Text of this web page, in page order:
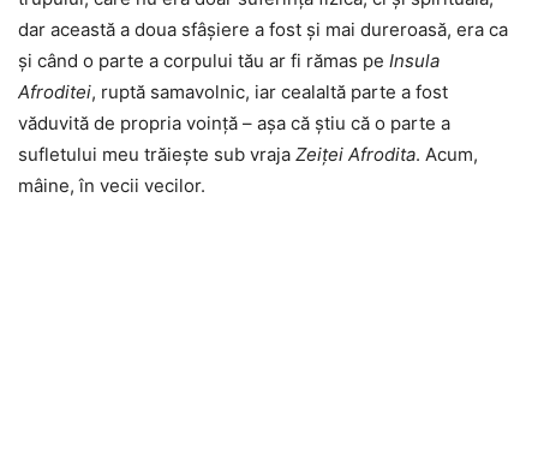
dar această a doua sfâșiere a fost și mai dureroasă, era ca
și când o parte a corpului tău ar fi rămas pe Insula
Afroditei, ruptă samavolnic, iar cealaltă parte a fost
văduvită de propria voință – așa că știu că o parte a
sufletului meu trăiește sub vraja Zeiței Afrodita. Acum,
mâine, în vecii vecilor.